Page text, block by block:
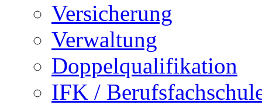
Versicherung
Verwaltung
Doppelqualifikation
IFK /